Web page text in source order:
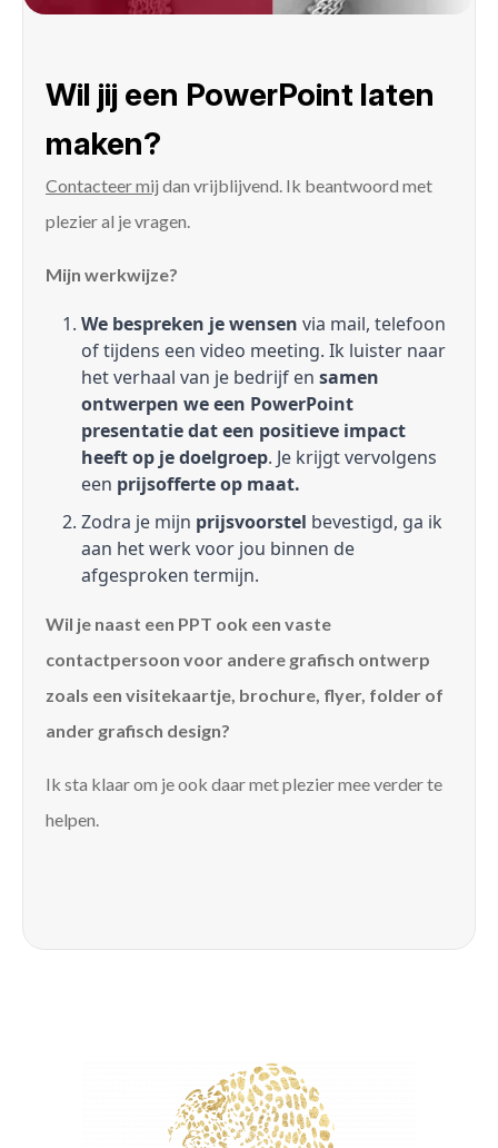
Wil jij een PowerPoint laten
maken?
Contacteer mij dan vrijblijvend. Ik beantwoord met
plezier al je vragen.
Mijn werkwijze?
We bespreken je wensen via mail, telefoon
of tijdens een video meeting. Ik luister naar
het verhaal van je bedrijf en samen
ontwerpen we een PowerPoint
presentatie dat een positieve impact
heeft op je doelgroep. Je krijgt vervolgens
een prijsofferte op maat.
Zodra je mijn prijsvoorstel bevestigd, ga ik
aan het werk voor jou binnen de
afgesproken termijn.
Wil je naast een PPT ook een vaste
contactpersoon voor andere grafisch ontwerp
zoals een visitekaartje, brochure, flyer, folder of
ander grafisch design?
Ik sta klaar om je ook daar met plezier mee verder te
helpen.